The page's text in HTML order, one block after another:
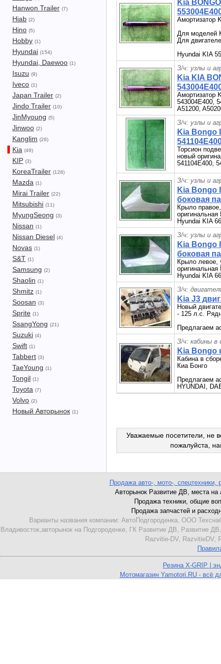
Hanwon Trailer (7)
Hiab (2)
Hino (5)
Hobby (1)
Hyundai (154)
Hyundai, Daewoo (1)
Isuzu (9)
Iveco (1)
Japan Trailer (2)
Jindo Trailer (10)
JinMyoung (5)
Jinwoo (2)
Kanglim (26)
Kia (49)
KIP (3)
KoreaTrailer (128)
Mazda (1)
Mirai Trailer (22)
Mitsubishi (11)
MyungSeong (3)
Nissan (1)
Nissan Diesel (4)
Novas (1)
S&T (1)
Samsung (2)
Shaolin (1)
Shmitz (1)
Soosan (3)
Sprite (1)
SsangYong (21)
Suzuki (4)
Swift (1)
Tabbert (3)
TaeYoung (1)
Tongil (1)
Toyota (7)
Volvo (2)
Новый Авторынок (1)
Kia
Амортизатор
Для моделей
Для
Hyundai KIA
З/ч: узлы и
Kia KIA
Амортизатор
543004E400,
A51200,
З/ч: узлы и
Kia Bongo
Торсион
новый
541104E400,
З/ч: узлы и
Kia Bongo
боковая
Крыло
Hyundai KIA
З/ч: узлы и
Kia Bongo
боковая
Крыло левое,
Hyundai KIA
З/ч:
Kia J3
Новый
- 125 л.с.
Предлагаем
З/ч: кабины в
Kia Bongo
Кабина в
Киа Бонго
Предлагаем
HYUNDAI,
Уважаемые посетители, не
пожалуйста,
Продажа авто-, мото-, спецтехники,
Авторынок Развитие ДВ, места на
Продажа техники, общие
Продажа запчастей и
Варианты названия компании: АвтоПодгороденка, ООО
Владивосток,авторынок на Подгороденке, ГК Развитие ДВ,
Razvitie-DV, RazvitieDV,
Резина X-GRIP |
Мотомагазин Yamotori.RU - всё